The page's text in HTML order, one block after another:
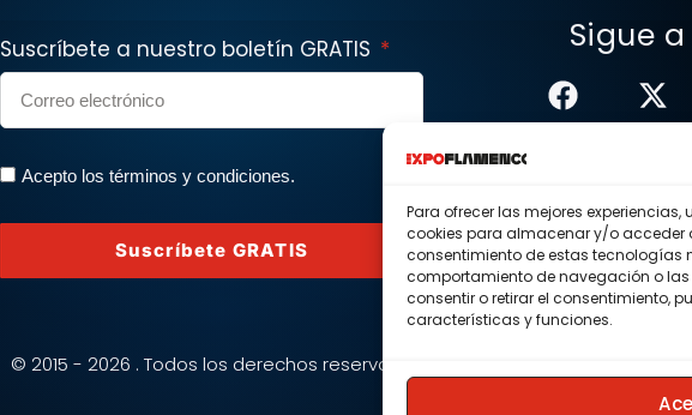
Para ofrecer las mejores
cookies para almacenar y/o acceder
consentimiento de estas tecnologías
comportamiento de navegación o
consentir o retirar el consentimiento,
características y funciones.
Suscríbete a nuestro boletín GRATIS
Acepto los términos y condiciones.
Suscríbete GRATIS
Sigue
© 2015 - 2026 . Todos los derechos reservados.